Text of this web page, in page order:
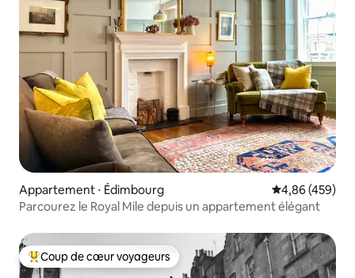
Appartement ⋅ Édimbourg Évaluation
4,86 (459)
Parcourez le Royal Mile depuis un appartement élégant
Coups de cœur voyageurs les plus appréciés
Coup de cœur voyageurs